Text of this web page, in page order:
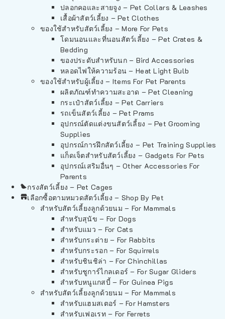
ปลอกคอและสายจูง – Pet Collars & Leashes
เสื้อผ้าสัตว์เลี้ยง – Pet Clothes
ของใช้สำหรับสัตว์เลี้ยง – More For Pets
โดมนอนและที่นอนสัตว์เลี้ยง – Pet Crates &
Bedding
ของประดับสำหรับนก – Bird Accessories
หลอดไฟให้ความร้อน – Heat Light Bulb
ของใช้สำหรับผู้เลี้ยง – Items For Pet Parents
ผลิตภัณฑ์ทำความสะอาด – Pet Cleaning
กระเป๋าสัตว์เลี้ยง – Pet Carriers
รถเข็นสัตว์เลี้ยง – Pet Prams
อุปกรณ์ตัดแต่งขนสัตว์เลี้ยง – Pet Grooming
Supplies
อุปกรณ์การฝึกสัตว์เลี้ยง – Pet Training Supplies
แก็ดเจ็ตสำหรับสัตว์เลี้ยง – Gadgets For Pets
อุปกรณ์เสริมอื่นๆ – Other Accessories For
Parents
กรงสัตว์เลี้ยง – Pet Cages
เลือกซื้อตามหมวดสัตว์เลี้ยง – Shop By Pet
สำหรับสัตว์เลี้ยงลูกด้วยนม – For Mammals
สำหรับสุนัข – For Dogs
สำหรับแมว – For Cats
สำหรับกระต่าย – For Rabbits
สำหรับกระรอก – For Squirrels
สำหรับชินชิล่า – For Chinchillas
สำหรับชูการ์ไกลเดอร์ – For Sugar Gliders
สำหรับหนูแกสบี้ – For Guinea Pigs
สำหรับสัตว์เลี้ยงลูกด้วยนม – For Mammals
สำหรับแฮมสเตอร์ – For Hamsters
สำหรับเฟอเรท – For Ferrets